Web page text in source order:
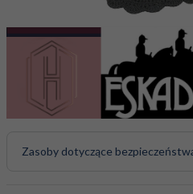
Zasoby dotyczące